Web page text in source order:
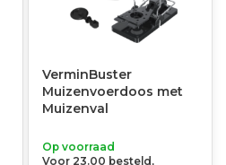
VerminBuster
Muizenvoerdoos met
Muizenval
Op voorraad
Voor 23.00 besteld,